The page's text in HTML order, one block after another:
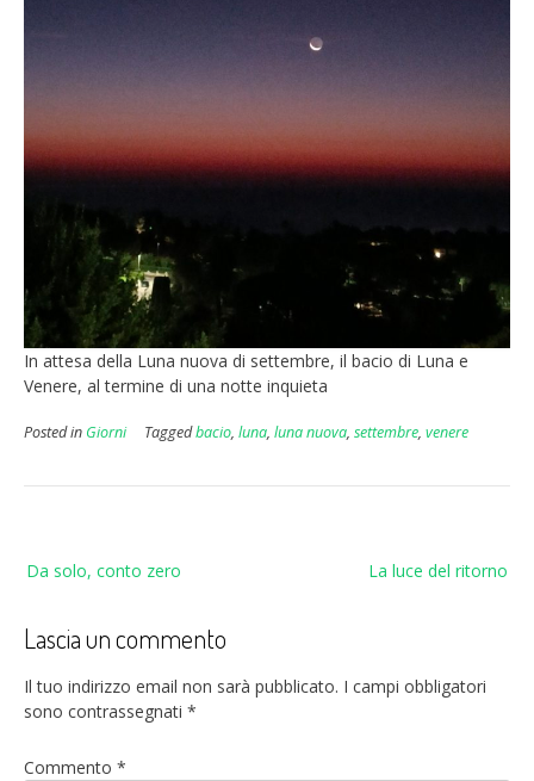
In attesa della Luna nuova di settembre, il bacio di Luna e
Venere, al termine di una notte inquieta
Posted in Giorni Taggedbacio, luna, luna nuova, settembre, venere
articoli La luce del ritorno
Da solo, conto zero
Lascia un commento
Il tuo indirizzo email non sarà pubblicato. I campi obbligatori
sono contrassegnati *
Commento *